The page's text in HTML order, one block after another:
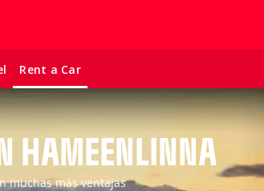
Rent a Car
HAMEENLINNA
muchas más ventajas